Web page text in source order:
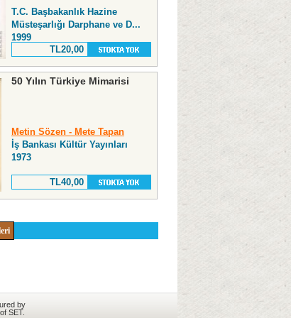
T.C. Başbakanlık Hazine
Müsteşarlığı Darphane ve D...
1999
TL20,00
50 Yılın Türkiye Mimarisi
Metin Sözen - Mete Tapan
İş Bankası Kültür Yayınları
1973
TL40,00
by
SET.